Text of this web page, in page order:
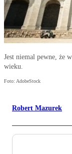
Jest niemal pewne, że
wieku.
Foto: AdobeStock
Robert Mazurek